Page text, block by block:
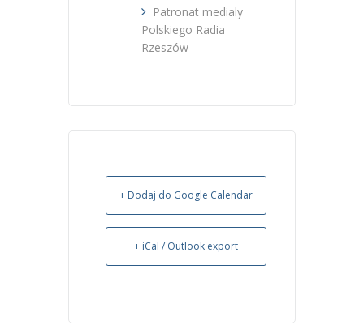
Patronat medialy
Polskiego Radia
Rzeszów
+ Dodaj do Google Calendar
+ iCal / Outlook export